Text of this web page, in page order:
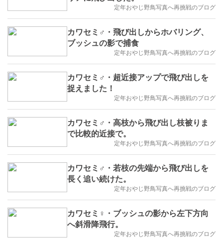
定年おやじ野鳥写真へ再挑戦のブログ
カワセミ♂・飛び出しからホバリング、
ブッシュの影で捕食
定年おやじ野鳥写真へ再挑戦のブログ
カワセミ♂・超近接アップで飛び出しを
捉えました！
定年おやじ野鳥写真へ再挑戦のブログ
カワセミ♂・高枝から飛び出し枝被りま
で比較的近接で。
定年おやじ野鳥写真へ再挑戦のブログ
カワセミ♂・若枝の先端から飛び出しを
長く追い続けた。
定年おやじ野鳥写真へ再挑戦のブログ
カワセミ♀・ブッシュの影から左下方向
へ斜滑降飛行。
定年おやじ野鳥写真へ再挑戦のブログ